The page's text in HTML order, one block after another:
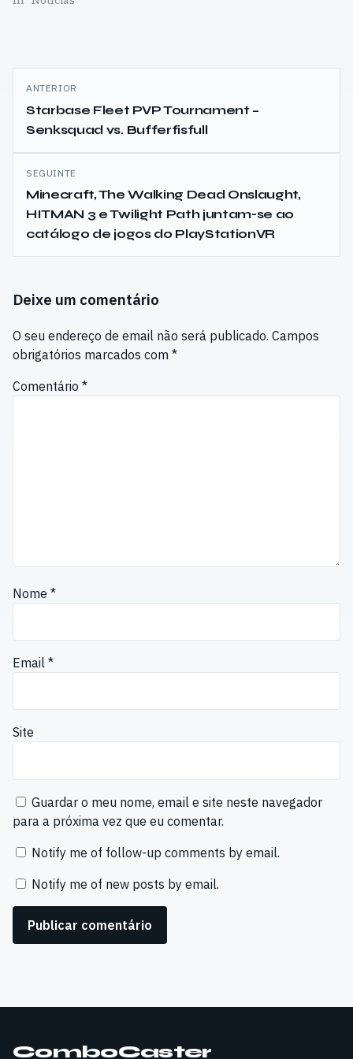
Navegação
de
artigos
ANTERIOR
Starbase Fleet PVP Tournament –
Senksquad vs. Bufferfisfull
SEGUINTE
Minecraft, The Walking Dead Onslaught,
HITMAN 3 e Twilight Path juntam-se ao
catálogo de jogos do PlayStationVR
Deixe um comentário
O seu endereço de email não será publicado. Campos
obrigatórios marcados com *
Comentário *
Nome *
Email *
Site
Guardar o meu nome, email e site neste navegador
para a próxima vez que eu comentar.
Notify me of follow-up comments by email.
Notify me of new posts by email.
ComboCaster